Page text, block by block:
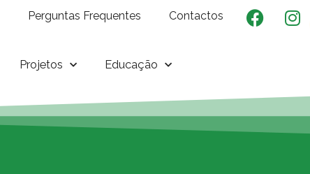
Perguntas Frequentes Contactos
Projetos Educação